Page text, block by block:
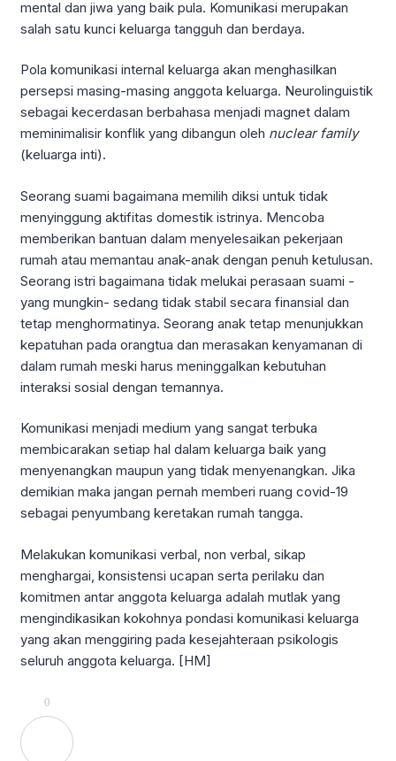
mental dan jiwa yang baik pula. Komunikasi merupakan
salah satu kunci keluarga tangguh dan berdaya.
Pola komunikasi internal keluarga akan menghasilkan
persepsi masing-masing anggota keluarga. Neurolinguistik
sebagai kecerdasan berbahasa menjadi magnet dalam
meminimalisir konflik yang dibangun oleh nuclear family
(keluarga inti).
Seorang suami bagaimana memilih diksi untuk tidak
menyinggung aktifitas domestik istrinya. Mencoba
memberikan bantuan dalam menyelesaikan pekerjaan
rumah atau memantau anak-anak dengan penuh ketulusan.
Seorang istri bagaimana tidak melukai perasaan suami -
yang mungkin- sedang tidak stabil secara finansial dan
tetap menghormatinya. Seorang anak tetap menunjukkan
kepatuhan pada orangtua dan merasakan kenyamanan di
dalam rumah meski harus meninggalkan kebutuhan
interaksi sosial dengan temannya.
Komunikasi menjadi medium yang sangat terbuka
membicarakan setiap hal dalam keluarga baik yang
menyenangkan maupun yang tidak menyenangkan. Jika
demikian maka jangan pernah memberi ruang covid-19
sebagai penyumbang keretakan rumah tangga.
Melakukan komunikasi verbal, non verbal, sikap
menghargai, konsistensi ucapan serta perilaku dan
komitmen antar anggota keluarga adalah mutlak yang
mengindikasikan kokohnya pondasi komunikasi keluarga
yang akan menggiring pada kesejahteraan psikologis
seluruh anggota keluarga. [HM]
0